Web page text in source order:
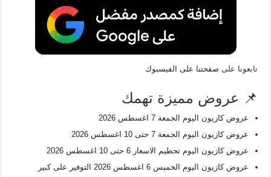
تابعونا على صفحتنا على الفيسبوك
📌 عروض مميزة تهمك
عروض كازيون اليوم الجمعة 7 اغسطس 2026
عروض كازيون اليوم الجمعة 7 حتى 10 اغسطس 2026
عروض كازيون اليوم تحطيم الاسعار 6 حتى 10 اغسطس 2026
عروض كازيون اليوم الخميس 6 اغسطس 2026 التوفير على كبير